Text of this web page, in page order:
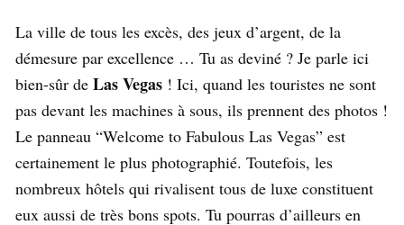
La ville de tous les excès, des jeux d’argent, de la
démesure par excellence … Tu as deviné ? Je parle ici
bien-sûr de Las Vegas ! Ici, quand les touristes ne sont
pas devant les machines à sous, ils prennent des photos !
Le panneau “Welcome to Fabulous Las Vegas” est
certainement le plus photographié. Toutefois, les
nombreux hôtels qui rivalisent tous de luxe constituent
eux aussi de très bons spots. Tu pourras d’ailleurs en